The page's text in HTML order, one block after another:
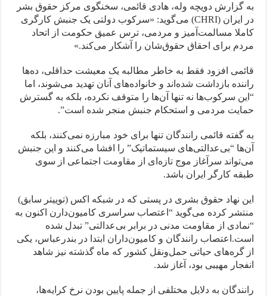
به گزارش دویچه وله، هادی قائمی، سخنگوی مرکز حقوق بشر
در ایران (CHRI) می‌گوید: «سرکوب دولتی یک جنبش کارگری
کاملا مسالمت‌آمیز و مردمی، ترس عمیق حکومت از اتحاد
مردم برای احقاق حقوق‌شان را آشکار می‌کند.»
قائمی افزود فقط به خاطر مطالبه یک معیشت حداقلی، ده‌ها
راننده بازداشت شده‌اند و خانواده‌های‌ آنان تهدید می‌شوند، اما
“این سرکوب‌ها نه تنها آن‌ها را متوقف نکرده، بلکه به گسترش
حمایت مردمی و استحکام جنبش منجر شده است”.
به گفته قائمی رانندگان تنها برای خود مبارزه نمی‌کنند، بلکه
آن‌ها “بی‌عدالتی‌های سیستماتیک” را افشا می‌کنند و این جنبش
می‌تواند سرآغاز موج تازه‌ای از مقاومت اجتماعی از سوی
طبقه کارگر ایران باشد.
این نهاد حقوق بشری در پستی که در شبکه اکس (توییتر سابق)
منتشر کرده می‌گوید “اعتصاب سراسری کامیون‌دارن اکنون به
“نمادی از مقاومت مدنی در برابر بی‌عدالتی” تبدل شده
است.اعتصاب رانندگان و کامیون‌داران ابتدا در بندرعباس، یکی
از گره‌های حیاتی حمل‌ونقل کشور که ماه گذشته نیز شاهد
انفجار مهیبی بود، آغاز شد.
رانندگان به دلایل مختلفی از جمله پایین بودن نرخ کرایه‌ها،